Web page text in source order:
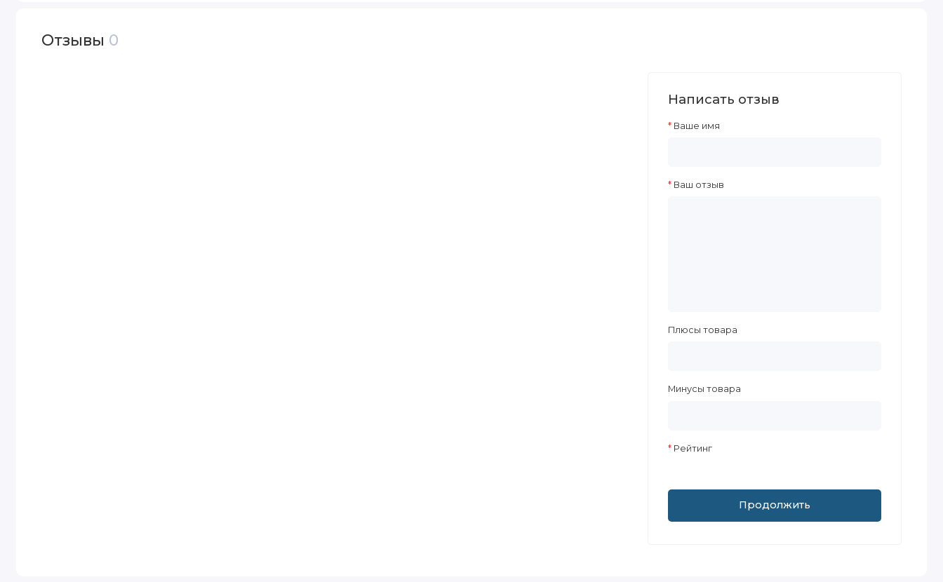
Отзывы 0
Написать отзыв
Ваше имя
Ваш отзыв
Плюсы товара
Минусы товара
Рейтинг
Продолжить